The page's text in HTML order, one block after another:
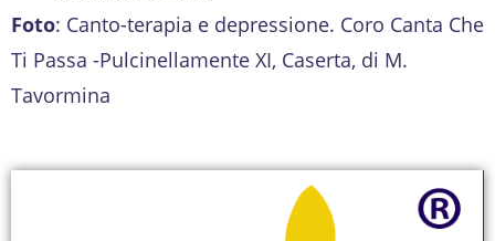
Foto: Canto-terapia e depressione. Coro Canta Che
Ti Passa -Pulcinellamente XI, Caserta, di M.
Tavormina